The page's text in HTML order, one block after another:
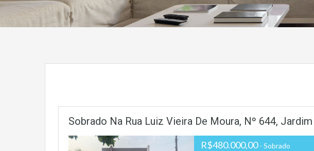
Sobrado Na Rua Luiz Vieira De Moura, Nº 644,
R$480.000,00- Sobrado